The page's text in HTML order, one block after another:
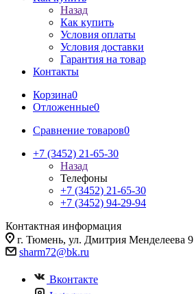
Назад
Как купить
Условия оплаты
Условия доставки
Гарантия на товар
Контакты
Корзина0
Отложенные0
Сравнение товаров0
+7 (3452) 21-65-30
Назад
Телефоны
+7 (3452) 21-65-30
+7 (3452) 94-29-94
Контактная информация
г. Тюмень, ул. Дмитрия Менделеева 9
sharm72@bk.ru
Вконтакте